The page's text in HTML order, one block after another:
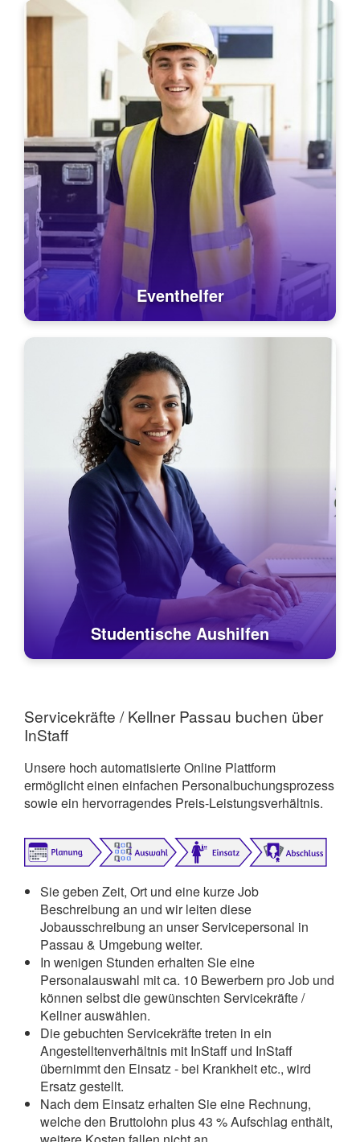
Eventhelfer
Studentische Aushilfen
Servicekräfte / Kellner Passau buchen über
InStaff
Unsere hoch automatisierte Online Plattform
ermöglicht einen einfachen Personalbuchungsprozess
sowie ein hervorragendes Preis-Leistungsverhältnis.
Sie geben Zeit, Ort und eine kurze Job
Beschreibung an und wir leiten diese
Jobausschreibung an unser Servicepersonal in
Passau & Umgebung weiter.
In wenigen Stunden erhalten Sie eine
Personalauswahl mit ca. 10 Bewerbern pro Job und
können selbst die gewünschten Servicekräfte /
Kellner auswählen.
Die gebuchten Servicekräfte treten in ein
Angestelltenverhältnis mit InStaff und InStaff
übernimmt den Einsatz - bei Krankheit etc., wird
Ersatz gestellt.
Nach dem Einsatz erhalten Sie eine Rechnung,
welche den Bruttolohn plus 43 % Aufschlag enthält,